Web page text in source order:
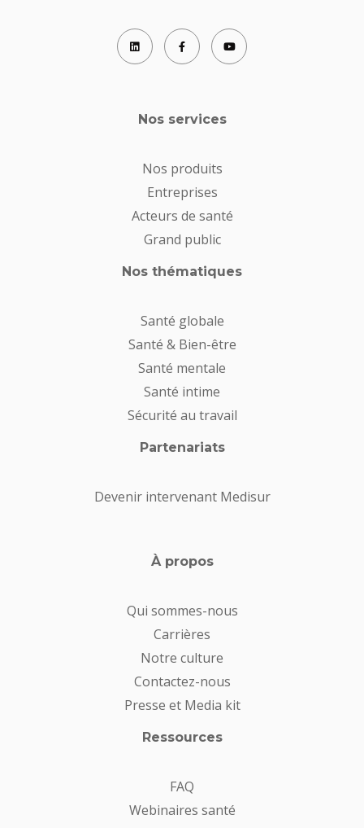
Nos services
Nos produits
Entreprises
Acteurs de santé
Grand public
Nos thématiques
Santé globale
Santé & Bien-être
Santé mentale
Santé intime
Sécurité au travail
Partenariats
Devenir intervenant Medisur
À propos
Qui sommes-nous
Carrières
Notre culture
Contactez-nous
Presse et Media kit
Ressources
FAQ
Webinaires santé